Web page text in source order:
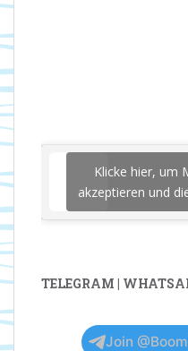
Klicke hier, um
akzeptieren und
TELEGRAM |
Join